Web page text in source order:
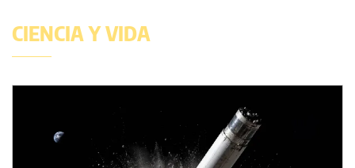
CIENCIA Y VIDA